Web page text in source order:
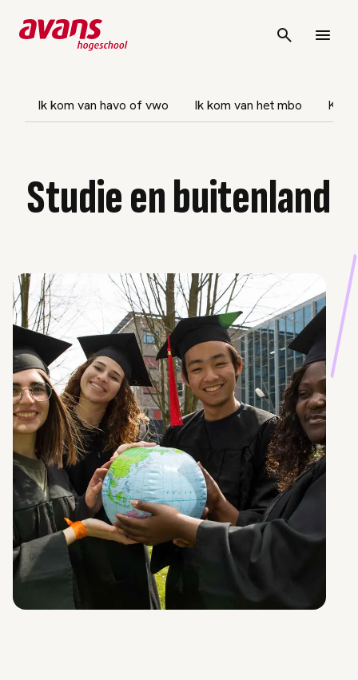
Ik kom van havo of vwo
Ik kom van het mbo
Studie en buitenland